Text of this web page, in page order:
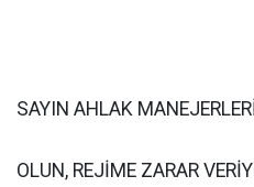
SAYIN AHLAK
OLUN, REJİME ZARAR